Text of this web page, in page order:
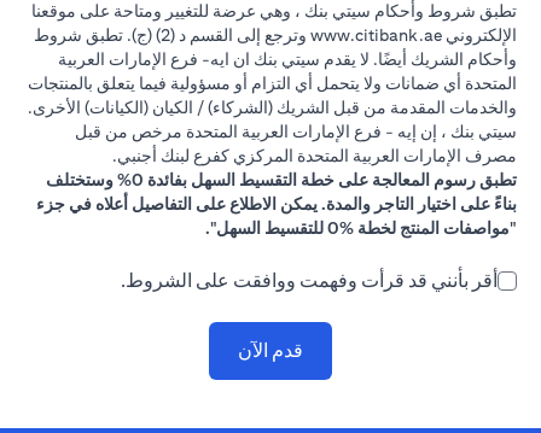
تطبق شروط وأحكام سيتي بنك ، وهي عرضة للتغيير ومتاحة على موقعنا
الإلكتروني www.citibank.ae
(opens in a new tab)
وترجع إلى القسم د (2) (ج). تطبق شروط
وأحكام الشريك أيضًا. لا يقدم سيتي بنك ان ايه- فرع الإمارات العربية
المتحدة أي ضمانات ولا يتحمل أي التزام أو مسؤولية فيما يتعلق بالمنتجات
والخدمات المقدمة من قبل الشريك (الشركاء) / الكيان (الكيانات) الأخرى.
سيتي بنك ، إن إيه - فرع الإمارات العربية المتحدة مرخص من قبل
مصرف الإمارات العربية المتحدة المركزي كفرع لبنك أجنبي.
تطبق رسوم المعالجة على خطة التقسيط السهل بفائدة 0% وستختلف
بناءً على اختيار التاجر والمدة. يمكن الاطلاع على التفاصيل أعلاه في جزء
"مواصفات المنتج لخطة %0 للتقسيط السهل".
أقر بأنني قد قرأت وفهمت ووافقت على الشروط.
قدم الآن